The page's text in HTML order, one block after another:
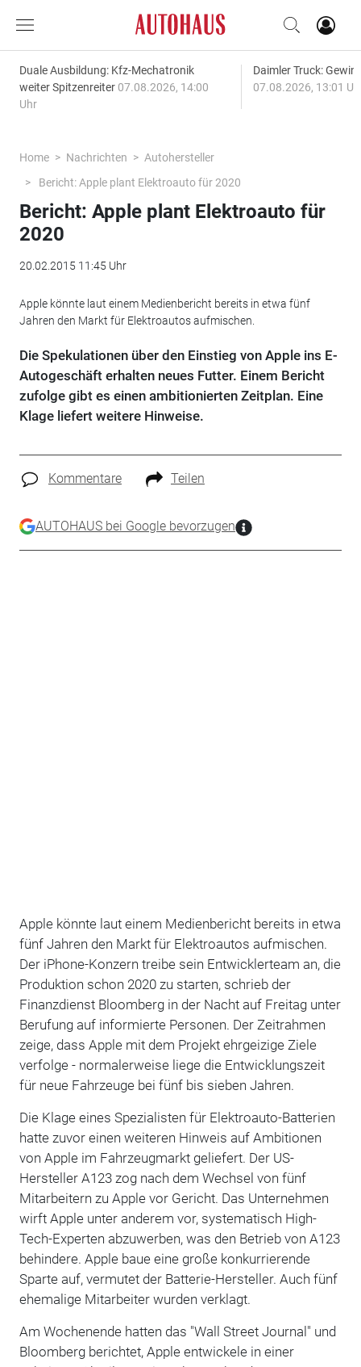
Duale Ausbildung: Kfz-Mechatronik
weiter Spitzenreiter 07.08.2026, 14:00
Uhr
Daimler Truck:
07.08.2026, 13:01
Home Nachrichten
Autohersteller
Bericht: Apple plant Elektroauto für 2020
Bericht: Apple plant Elektroauto für
2020
20.02.2015 11:45 Uhr
Apple könnte laut einem Medienbericht bereits in etwa fünf
Jahren den Markt für Elektroautos aufmischen.
Die Spekulationen über den Einstieg von Apple ins E-
Autogeschäft erhalten neues Futter. Einem Bericht
zufolge gibt es einen ambitionierten Zeitplan. Eine
Klage liefert weitere Hinweise.
Kommentare Teilen
AUTOHAUS bei Google bevorzugen
Apple könnte laut einem Medienbericht bereits in etwa
fünf Jahren den Markt für Elektroautos aufmischen.
Der iPhone-Konzern treibe sein Entwicklerteam an, die
Produktion schon 2020 zu starten, schrieb der
Finanzdienst Bloomberg in der Nacht auf Freitag unter
Berufung auf informierte Personen. Der Zeitrahmen
zeige, dass Apple mit dem Projekt ehrgeizige Ziele
verfolge - normalerweise liege die Entwicklungszeit
für neue Fahrzeuge bei fünf bis sieben Jahren.
Die Klage eines Spezialisten für Elektroauto-Batterien
hatte zuvor einen weiteren Hinweis auf Ambitionen
von Apple im Fahrzeugmarkt geliefert. Der US-
Hersteller A123 zog nach dem Wechsel von fünf
Mitarbeitern zu Apple vor Gericht. Das Unternehmen
wirft Apple unter anderem vor, systematisch High-
Tech-Experten abzuwerben, was den Betrieb von A123
behindere. Apple baue eine große konkurrierende
Sparte auf, vermutet der Batterie-Hersteller. Auch fünf
ehemalige Mitarbeiter wurden verklagt.
Am Wochenende hatten das "Wall Street Journal" und
Bloomberg berichtet, Apple entwickele in einer